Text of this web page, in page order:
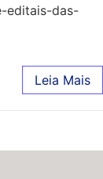
editais-das-
Leia Mais